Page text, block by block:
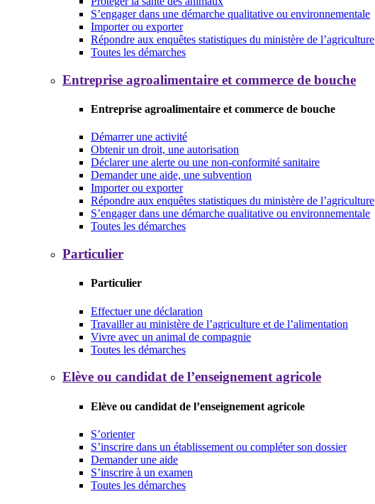
S’engager dans une démarche qualitative ou environnementale
Importer ou exporter
Répondre aux enquêtes statistiques du ministère de l’agriculture
Toutes les démarches
Entreprise agroalimentaire et commerce de bouche
Entreprise agroalimentaire et commerce de bouche
Démarrer une activité
Obtenir un droit, une autorisation
Déclarer une alerte ou une non-conformité sanitaire
Demander une aide, une subvention
Importer ou exporter
Répondre aux enquêtes statistiques du ministère de l’agriculture
S’engager dans une démarche qualitative ou environnementale
Toutes les démarches
Particulier
Particulier
Effectuer une déclaration
Travailler au ministère de l’agriculture et de l’alimentation
Vivre avec un animal de compagnie
Toutes les démarches
Elève ou candidat de l’enseignement agricole
Elève ou candidat de l’enseignement agricole
S’orienter
S’inscrire dans un établissement ou compléter son dossier
Demander une aide
S’inscrire à un examen
Toutes les démarches